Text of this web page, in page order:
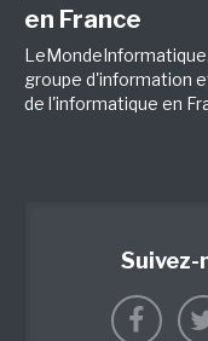
en France
groupe d'information
de l'informatique en
Suivez-